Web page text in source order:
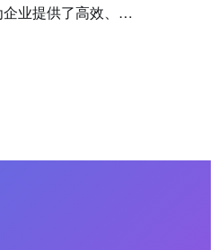
企业提供了高效、…